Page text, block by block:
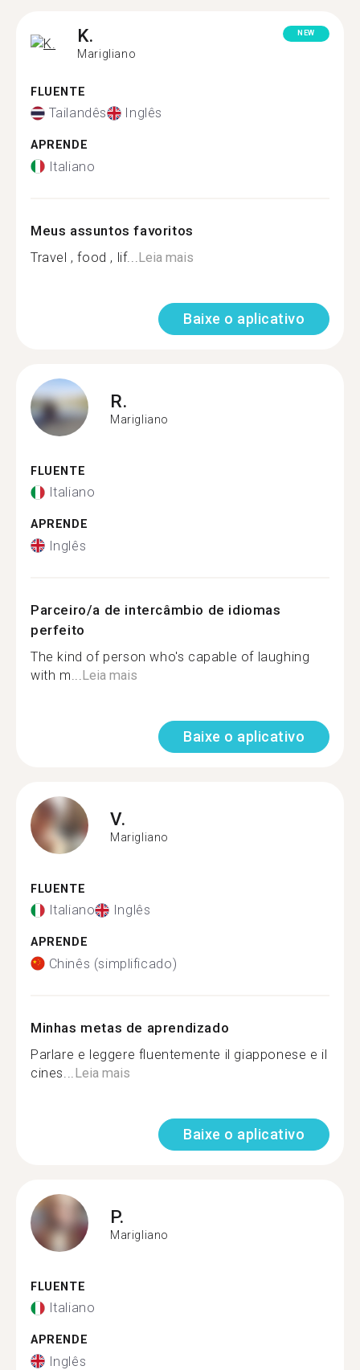
K.
Marigliano
NEW
FLUENTE
Tailandês Inglês
APRENDE
Italiano
Meus assuntos favoritos
Travel , food , lif... Leia mais
Baixe o aplicativo
R.
Marigliano
FLUENTE
Italiano
APRENDE
Inglês
Parceiro/a de intercâmbio de idiomas
perfeito
The kind of person who's capable of laughing
with m... Leia mais
Baixe o aplicativo
V.
Marigliano
FLUENTE
Italiano Inglês
APRENDE
Chinês (simplificado)
Minhas metas de aprendizado
Parlare e leggere fluentemente il giapponese e il
cines... Leia mais
Baixe o aplicativo
P.
Marigliano
FLUENTE
Italiano
APRENDE
Inglês